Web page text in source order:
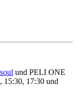
und PELI ONE
15:30, 17:30 und